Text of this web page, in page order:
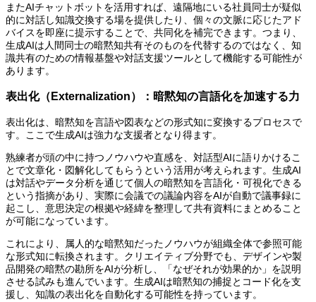
またAIチャットボットを活用すれば、遠隔地にいる社員同士が疑似
的に対話し知識交換する場を提供したり、個々の文脈に応じたアド
バイスを即座に提示することで、共同化を補完できます。つまり、
生成AIは人間同士の暗黙知共有そのものを代替するのではなく、知
識共有のための情報基盤や対話支援ツールとして機能する可能性が
あります。
表出化（Externalization）：暗黙知の言語化を加速する力
表出化は、暗黙知を言語や図表などの形式知に変換するプロセスで
す。ここで生成AIは強力な支援者となり得ます。
熟練者が頭の中に持つノウハウや直感を、対話型AIに語りかけるこ
とで文章化・図解化してもらうという活用が考えられます。生成AI
は対話やデータ分析を通じて個人の暗黙知を言語化・可視化できる
という指摘があり、実際に会議での議論内容をAIが自動で議事録に
起こし、意思決定の根拠や経緯を整理して共有資料にまとめること
が可能になっています。
これにより、属人的な暗黙知だったノウハウが組織全体で参照可能
な形式知に転換されます。クリエイティブ分野でも、デザインや製
品開発の暗黙の勘所をAIが分析し、「なぜそれが効果的か」を説明
させる試みも進んでいます。生成AIは暗黙知の捕捉とコード化を支
援し、知識の表出化を自動化する可能性を持っています。